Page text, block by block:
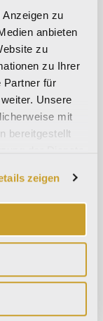
zu
anbieten
zu
zu Ihrer
Partner für
Unsere
mit
bereitgestellt
zeigen